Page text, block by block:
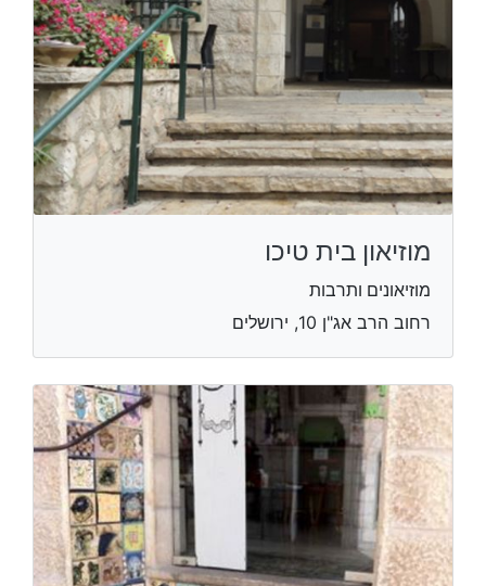
מוזיאון בית טיכו
מוזיאונים ותרבות
רחוב הרב אג"ן 10, ירושלים